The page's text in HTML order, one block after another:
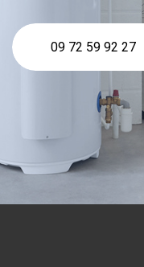
09 72 59 92 27